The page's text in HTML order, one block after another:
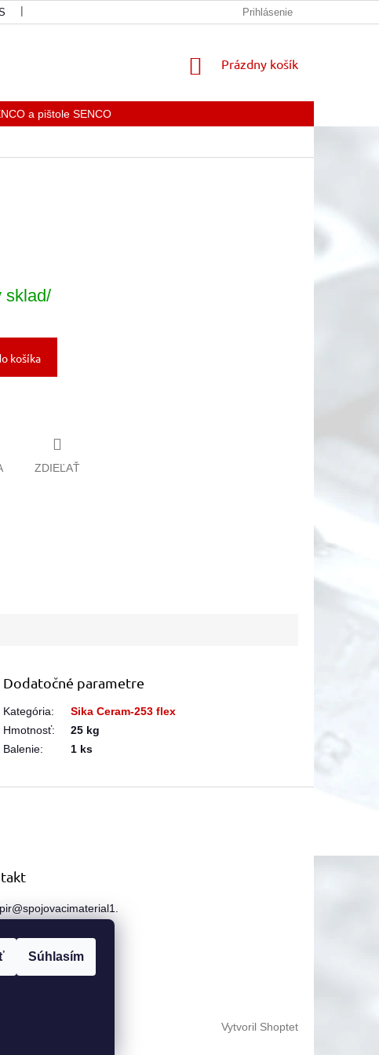
Súhlasím
Prihlásenie
NÁKUPNÝ
Prázdny košík
a pištole SENCO
sklad/
košíka
ZDIEĽAŤ
Dodatočné parametre
Kategória:
Sika Ceram-253 flex
Hmotnosť:
25 kg
Balenie: 1 ks
pir@spojovacimaterial1.
Vytvoril Shoptet